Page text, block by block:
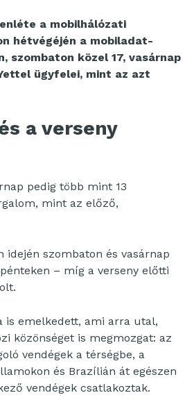
a mobilhálózati
hétvégéjén a mobiladat-
szombaton közel 17, vasárnap
ügyfelei, mint az azt
a verseny
pedig több mint 13
mint az előző,
idején szombaton és vasárnap
– míg a verseny előtti
is emelkedett, ami arra utal,
közönséget is megmozgat: az
vendégek a térségbe, a
és Brazílián át egészen
vendégek csatlakoztak.